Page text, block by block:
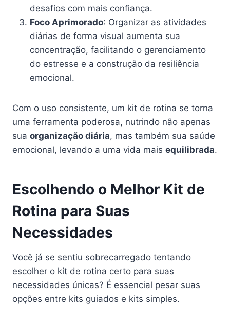
desafios com mais confiança.
Foco Aprimorado: Organizar as atividades
diárias de forma visual aumenta sua
concentração, facilitando o gerenciamento
do estresse e a construção da resiliência
emocional.
Com o uso consistente, um kit de rotina se torna
uma ferramenta poderosa, nutrindo não apenas
sua organização diária, mas também sua saúde
emocional, levando a uma vida mais equilibrada.
Escolhendo o Melhor Kit de
Rotina para Suas
Necessidades
Você já se sentiu sobrecarregado tentando
escolher o kit de rotina certo para suas
necessidades únicas? É essencial pesar suas
opções entre kits guiados e kits simples.